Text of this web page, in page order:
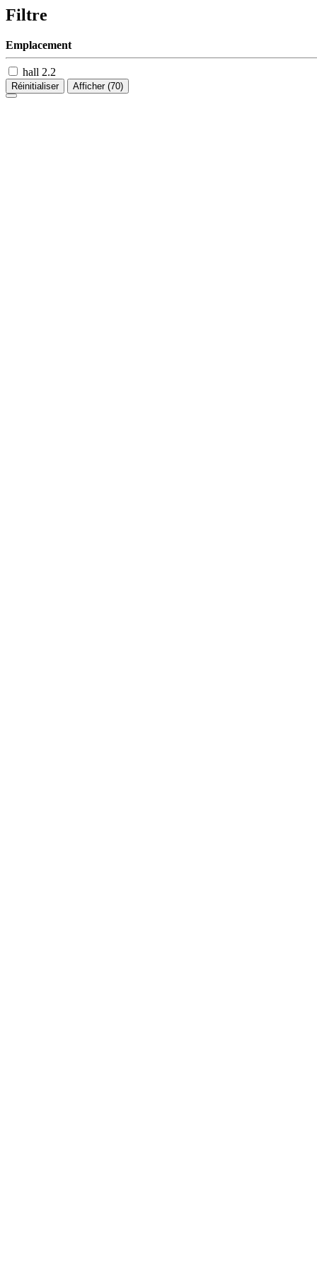
Filtre
Emplacement
hall 2.2
Réinitialiser Afficher (70)